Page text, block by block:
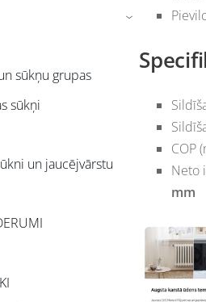
›
sūkņu grupas
sūkņi
un jaucējvārstu
COP
Neto
mm